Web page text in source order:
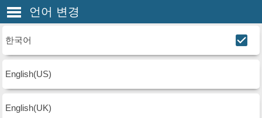
언어 변경
한국어
English(US)
English(UK)